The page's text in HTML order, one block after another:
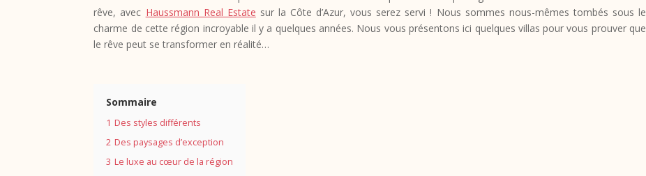
rêve, avec Haussmann Real Estate sur la Côte d’Azur, vous serez servi ! Nous sommes nous-mêmes tombés sous le
charme de cette région incroyable il y a quelques années. Nous vous présentons ici quelques villas pour vous prouver que
le rêve peut se transformer en réalité…
Sommaire
1 Des styles différents
2 Des paysages d’exception
3 Le luxe au cœur de la région